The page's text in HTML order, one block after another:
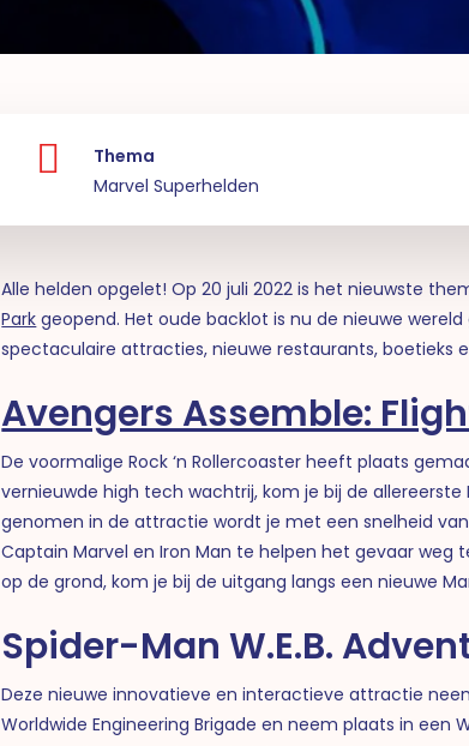
Thema
Marvel Superhelden
Alle helden opgelet!Op 20 juli 2022 is het nieuwste
Park geopend. Het oude backlot is nu de nieuwe
spectaculaire attracties, nieuwe restaurants, boetieks
Avengers Assemble:
De voormalige Rock ‘n Rollercoaster heeft plaats
vernieuwde high tech wachtrij, kom je bij de
genomen in de attractie wordt je met een snelheid
Captain Marvel en Iron Man te helpen het gevaar weg
op de grond, kom je bij de uitgang langs een nieuwe
Spider-Man W.E.B.
Deze nieuwe innovatieve en interactieve attractie
Worldwide Engineering Brigade en neem plaats in een